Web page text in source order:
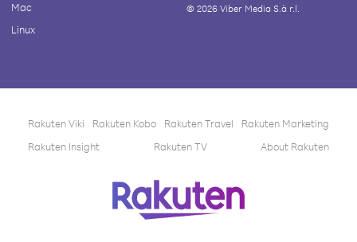
Mac
Linux
© 2026Viber Media S.à r.l.
Rakuten Viki Rakuten Kobo Rakuten Travel
Rakuten Marketing
Rakuten Insight
Rakuten TV About Rakuten